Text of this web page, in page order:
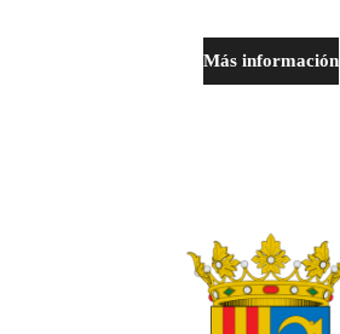
Más información